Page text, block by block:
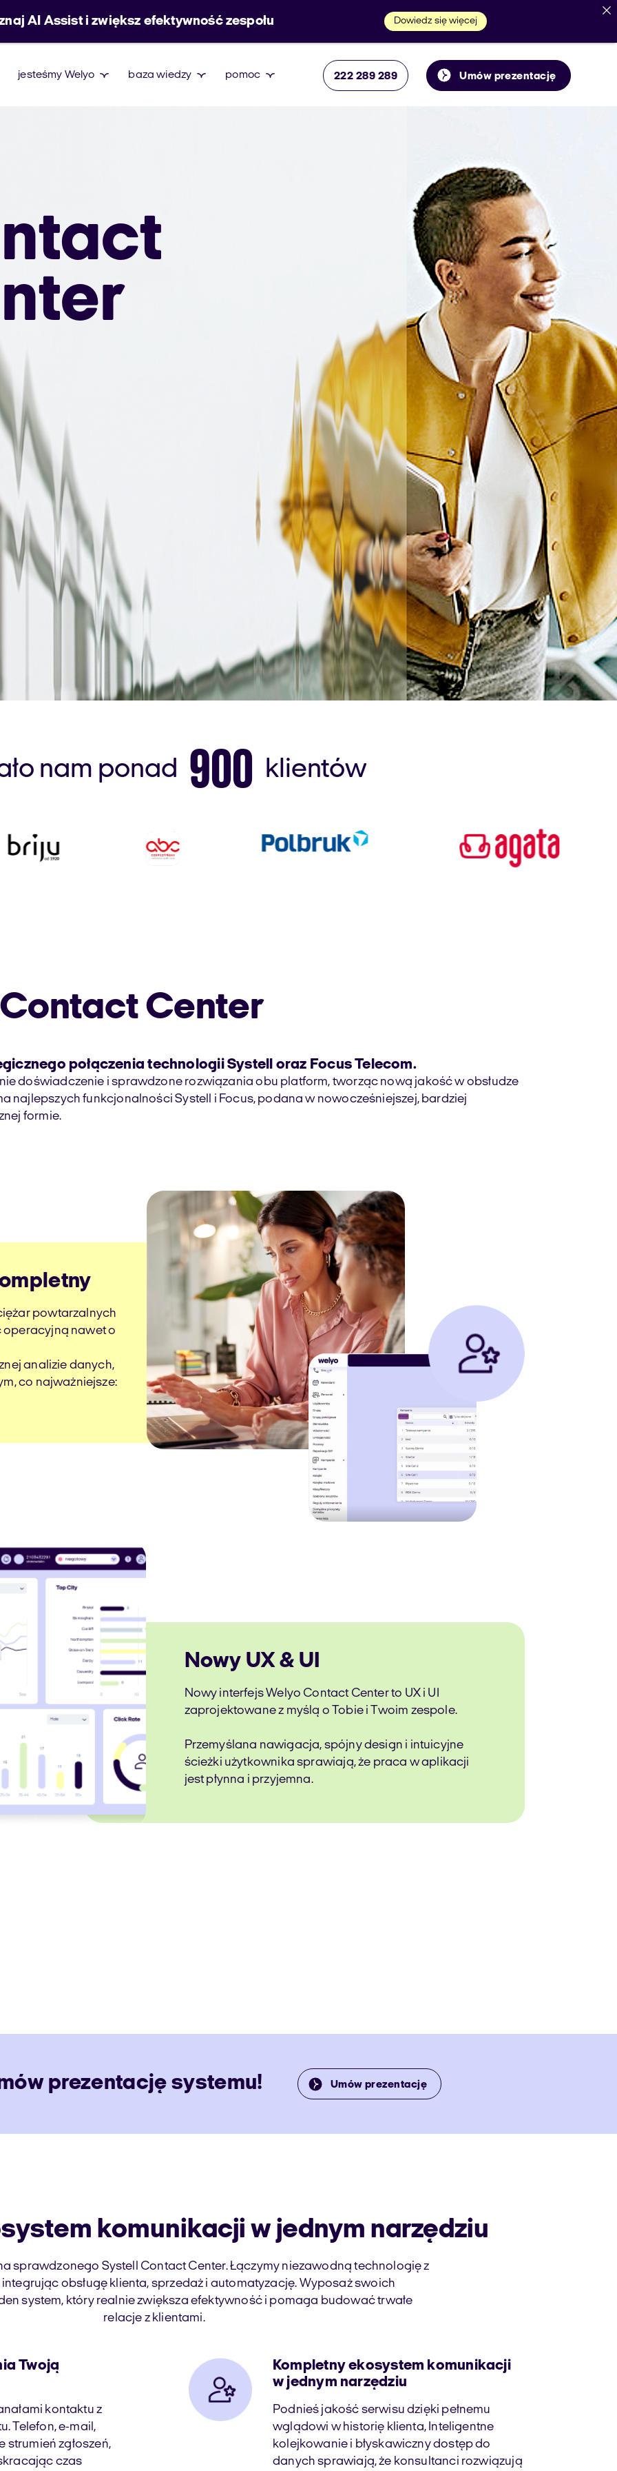
jesteśmy Welyo baza wiedzy pomoc 222 289 289 Umów prezentację
nam ponad 900 klientów
Center
połączenia technologii Systell oraz Focus Telecom.
doświadczenie i sprawdzone rozwiązania obu platform, tworząc nową jakość w obsłudze
najlepszych funkcjonalności Systell i Focus, podana w nowocześniejszej, bardziej
formie.
powtarzalnych
operacyjną nawet o
analizie danych,
co najważniejsze:
Nowy UX & UI
Nowy interfejs Welyo Contact Center to UX i UI
zaprojektowane z myślą o Tobie i Twoim zespole.
Przemyślana nawigacja, spójny design i intuicyjne
ścieżki użytkownika sprawiają, że praca w aplikacji
jest płynna i przyjemna.
prezentację systemu! Umów prezentację
komunikacji w jednym narzędziu
sprawdzonego Systell Contact Center. Łączymy niezawodną technologię z
integrując obsługę klienta, sprzedaż i automatyzację. Wyposaż swoich
system, który realnie zwiększa efektywność i pomaga budować trwałe
relacje z klientami.
Twoją
kontaktu z
Telefon, e-mail,
strumień zgłoszeń,
czas
Kompletny ekosystem komunikacji
w jednym narzędziu
Podnieś jakość serwisu dzięki pełnemu
wglądowi w historię klienta, Inteligentne
kolejkowanie i błyskawiczny dostęp do
danych sprawiają, że konsultanci rozwiązują
AI Assist i zwiększ efektywność zespołu Dowiedz się więcej